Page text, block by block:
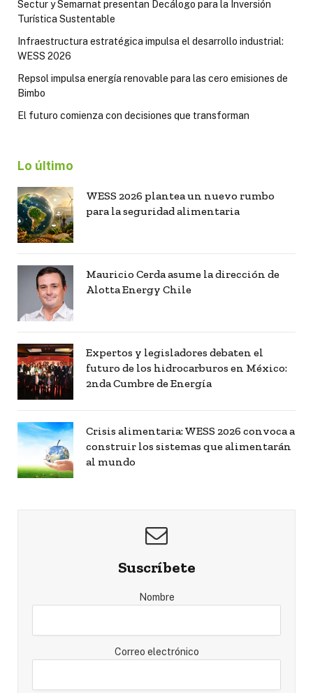
Sectur y Semarnat presentan Decálogo para la Inversión
Turística Sustentable
Infraestructura estratégica impulsa el desarrollo industrial:
WESS 2026
Repsol impulsa energía renovable para las cero emisiones de
Bimbo
El futuro comienza con decisiones que transforman
Lo último
WESS 2026 plantea un nuevo rumbo
para la seguridad alimentaria
Mauricio Cerda asume la dirección de
Alotta Energy Chile
Expertos y legisladores debaten el
futuro de los hidrocarburos en México:
2nda Cumbre de Energía
Crisis alimentaria: WESS 2026 convoca a
construir los sistemas que alimentarán
al mundo
Suscríbete
Nombre
Correo electrónico